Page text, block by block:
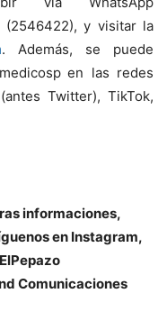
(2546422), y visitar la
. Además, se puede
en las redes
Twitter), TikTok,
informaciones,
en Instagram,
Comunicaciones